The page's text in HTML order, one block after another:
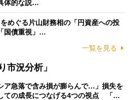
体的な説…
めぐる片山財務相の「円資産への投
国債重視」…
一覧を見る
市況分析」
ア急落で含み損が膨らんで…」損失を
ての成長につなげる4つの視点 「…